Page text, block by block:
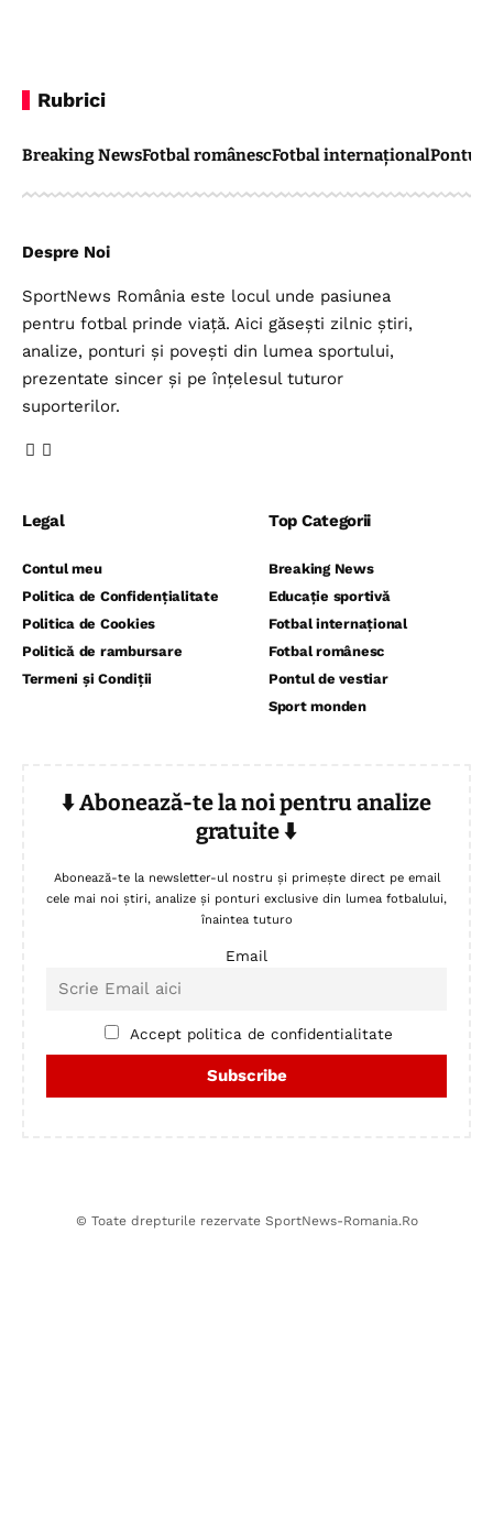
Rubrici
Breaking NewsFotbal românescFotbal internaționalPontul
Despre Noi
SportNews România este locul unde pasiunea
pentru fotbal prinde viață. Aici găsești zilnic știri,
analize, ponturi și povești din lumea sportului,
prezentate sincer și pe înțelesul tuturor
suporterilor.
Legal
Contul meu
Politica de Confidențialitate
Politica de Cookies
Politică de rambursare
Termeni și Condiții
Top Categorii
Breaking News
Educație sportivă
Fotbal internațional
Fotbal românesc
Pontul de vestiar
Sport monden
⬇️ Abonează-te la noi pentru analize
gratuite ⬇️
Abonează-te la newsletter-ul nostru și primește direct pe email
cele mai noi știri, analize și ponturi exclusive din lumea fotbalului,
înaintea tuturo
Email
Accept politica de confidentialitate
© Toate drepturile rezervate SportNews-Romania.Ro